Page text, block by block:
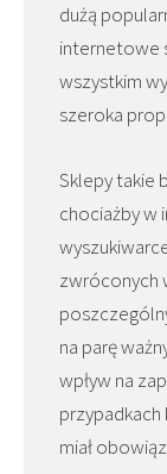
dużą
internetowe
wszystkim
szeroka
Sklepy takie
chociażby w
zwróconych
na parę
wpływ na
przypadkach
miał